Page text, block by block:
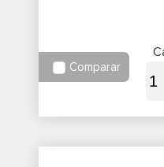
Comparar